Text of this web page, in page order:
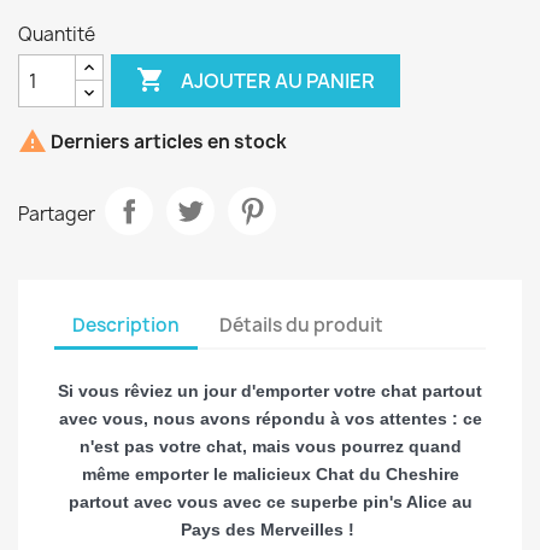
Quantité
 AJOUTER AU PANIER
 Derniers articles en stock
Partager
Description Détails du produit
Si vous rêviez un jour d'emporter votre chat partout
avec vous, nous avons répondu à vos attentes : ce
n'est pas votre chat, mais vous pourrez quand
même emporter le malicieux Chat du Cheshire
partout avec vous avec ce superbe pin's Alice au
Pays des Merveilles !